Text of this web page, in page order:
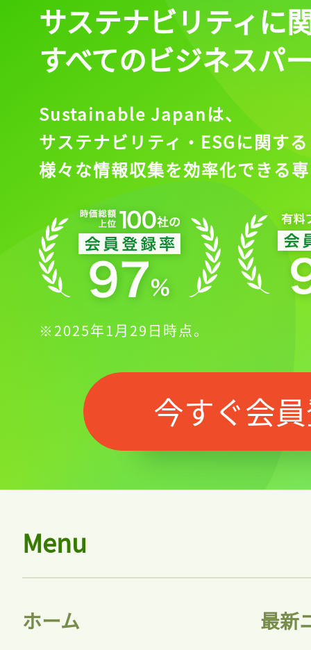
サステナビリティに
すべてのビジネスパ
Sustainable Japanは、
サステナビリティ・ESGに関する
様々な情報収集を効率化できる
※2025年1月29日時点。
今すぐ会
Menu
ホーム 最新